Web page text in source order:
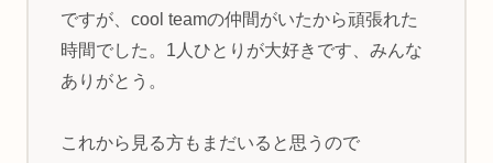
ですが、cool teamの仲間がいたから頑張れた
時間でした。1人ひとりが大好きです、みんな
ありがとう。
これから見る方もまだいると思うので